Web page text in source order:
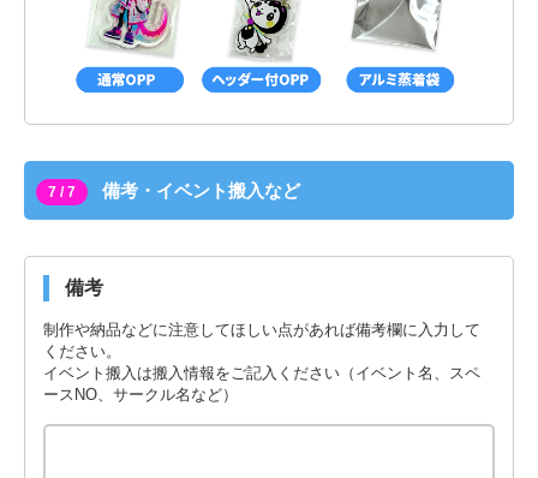
7 / 7 備考・イベント搬入など
備考
制作や納品などに注意してほしい点があれば備考欄に入力して
ください。
イベント搬入は搬入情報をご記入ください（イベント名、スペ
ースNO、サークル名など）